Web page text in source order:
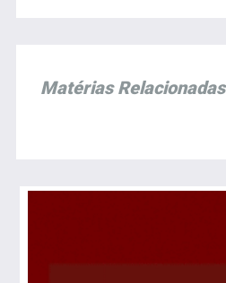
Matérias Relacionadas